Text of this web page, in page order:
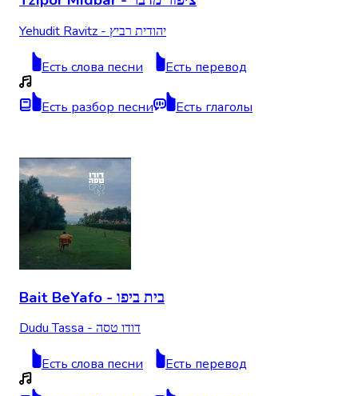
Yehudit Ravitz - יהודית רביץ
Есть слова песни Есть перевод
Есть разбор песни Есть глаголы
Bait BeYafo - בית ביפו
Dudu Tassa - דודו טסה
Есть слова песни Есть перевод